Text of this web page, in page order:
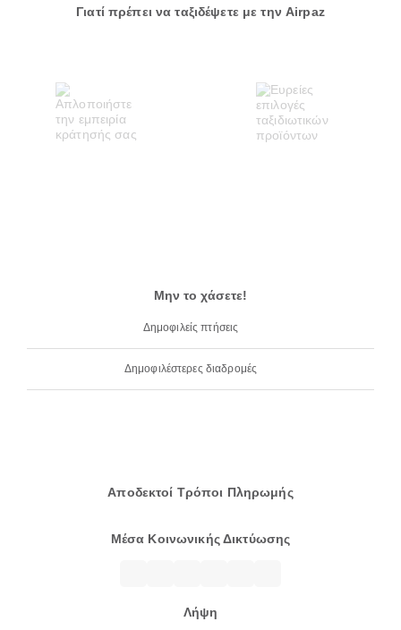
Γιατί πρέπει να ταξιδέψετε με την Airpaz
Μην το χάσετε!
Δημοφιλείς πτήσεις
Δημοφιλέστερες διαδρομές
Αποδεκτοί Τρόποι Πληρωμής
Μέσα Κοινωνικής Δικτύωσης
Λήψη